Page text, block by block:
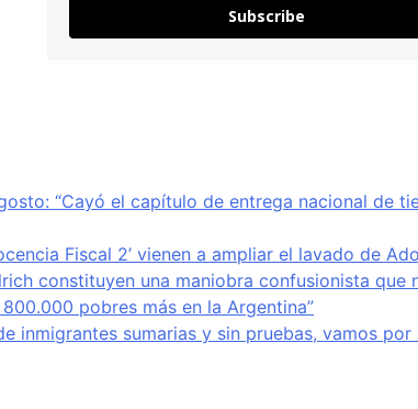
Subscribe
“Cayó el capítulo de entrega nacional de
Fiscal 2’ vienen a ampliar el lavado de
constituyen una maniobra confusionista
pobres más en la Argentina”
inmigrantes sumarias y sin pruebas, vamos por